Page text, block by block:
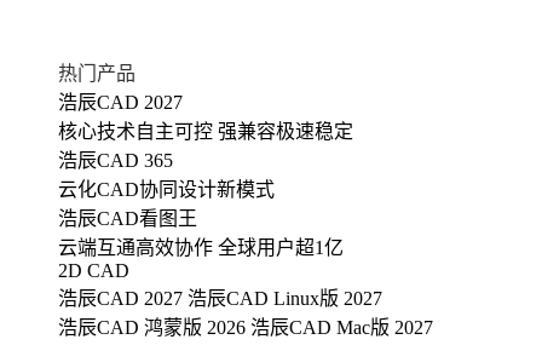
热门产品
浩辰CAD 2027
核心技术自主可控 强兼容极速稳定
浩辰CAD 365
云化CAD协同设计新模式
浩辰CAD看图王
云端互通高效协作 全球用户超1亿
2D CAD
浩辰CAD 2027 浩辰CAD Linux版 2027
浩辰CAD 鸿蒙版 2026 浩辰CAD Mac版 2027